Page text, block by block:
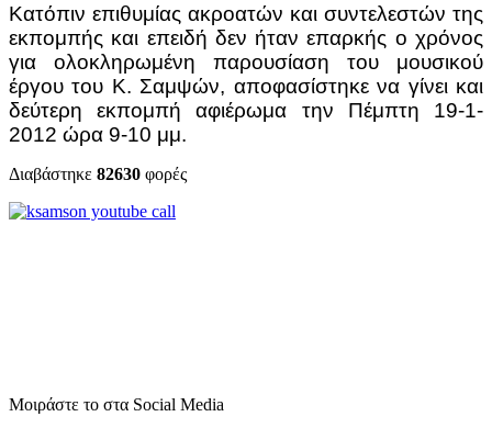
Κατόπιν επιθυμίας ακροατών και συντελεστών της
εκπομπής και επειδή δεν ήταν επαρκής ο χρόνος
για ολοκληρωμένη παρουσίαση του μουσικού
έργου του Κ. Σαμψών, αποφασίστηκε να γίνει και
δεύτερη εκπομπή αφιέρωμα την Πέμπτη 19-1-
2012 ώρα 9-10 μμ.
Διαβάστηκε 82630 φορές
Μοιράστε το στα Social Media